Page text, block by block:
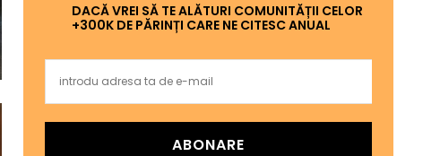
DACĂ VREI SĂ TE ALĂTURI COMUNITĂȚII CELOR
+300K DE PĂRINȚI CARE NE CITESC ANUAL
ABONARE